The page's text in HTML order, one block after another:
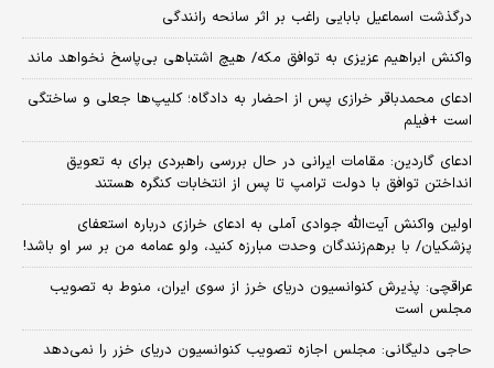
درگذشت اسماعیل بابایی راغب بر اثر سانحه رانندگی
واکنش ابراهیم عزیزی به توافق مکه/ هیچ اشتباهی بی‌پاسخ نخواهد ماند
ادعای محمدباقر خرازی پس از احضار به دادگاه؛ کلیپ‌ها جعلی و ساختگی
است +فیلم
ادعای گاردین: مقامات ایرانی در حال بررسی راهبردی برای به تعویق
انداختن توافق با دولت ترامپ تا پس از انتخابات کنگره هستند
اولین واکنش آیت‌الله جوادی آملی به ادعای خرازی درباره استعفای
پزشکیان/ با برهم‌زنندگان وحدت مبارزه کنید، ولو عمامه من بر سر او باشد!
عراقچی: پذیرش کنوانسیون دریای خرز از سوی ایران، منوط به تصویب
مجلس است
حاجی دلیگانی: مجلس اجازه تصویب کنوانسیون دریای خزر را نمی‌دهد